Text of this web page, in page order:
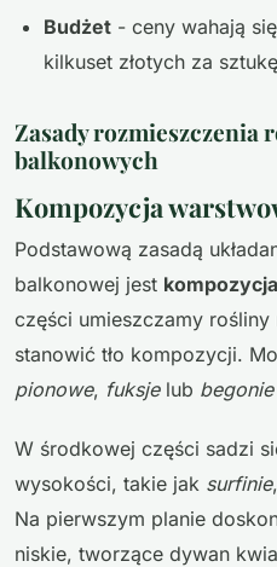
Budżet - ceny wahają
kilkuset złotych za sztukę
Zasady rozmieszczenia
balkonowych
Kompozycja
Podstawową zasadą
balkonowej jest
części umieszczamy
stanowić tło kompozycji.
pionowe, fuksjelub
W środkowej części sadzi
wysokości, takie jak surfinie,
Na pierwszym planie
niskie, tworzące dywan